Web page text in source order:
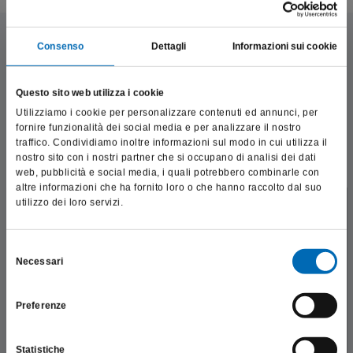
Consenso Dettagli Informazioni sui cookie
Questo sito web utilizza i cookie
Utilizziamo i cookie per personalizzare contenuti ed annunci, per
fornire funzionalità dei social media e per analizzare il nostro
traffico. Condividiamo inoltre informazioni sul modo in cui utilizza il
nostro sito con i nostri partner che si occupano di analisi dei dati
web, pubblicità e social media, i quali potrebbero combinarle con
altre informazioni che ha fornito loro o che hanno raccolto dal suo
utilizzo dei loro servizi.
delNecessari
Preferenze
Statistiche
professionali e riporta dati, prodotti e beni sensibili per la
salute e la sicurezza del paziente; pertanto, per visitare il sito,